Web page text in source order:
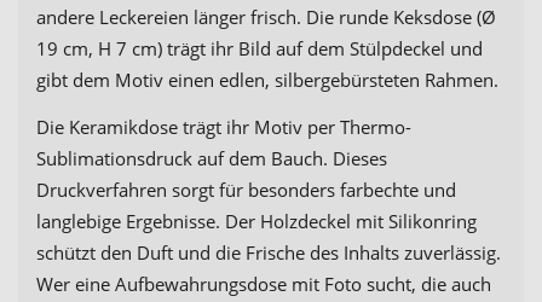
andere Leckereien länger frisch. Die runde Keksdose (Ø
19 cm, H 7 cm) trägt ihr Bild auf dem Stülpdeckel und
gibt dem Motiv einen edlen, silbergebürsteten Rahmen.
Die Keramikdose trägt ihr Motiv per Thermo-
Sublimationsdruck auf dem Bauch. Dieses
Druckverfahren sorgt für besonders farbechte und
langlebige Ergebnisse. Der Holzdeckel mit Silikonring
schützt den Duft und die Frische des Inhalts zuverlässig.
Wer eine Aufbewahrungsdose mit Foto sucht, die auch